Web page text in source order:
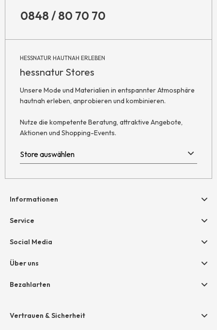
0848 / 80 70 70
HESSNATUR HAUTNAH ERLEBEN
hessnatur Stores
Unsere Mode und Materialien in entspannter Atmosphäre
hautnah erleben, anprobieren und kombinieren.
Nutze die kompetente Beratung, attraktive Angebote,
Aktionen und Shopping-Events.
Informationen
Hilfe & Kontakt
AGB
Widerruf
Impressum
Service
Geschenkgutscheine
Größentabelle
Social Media
Über uns
Unternehmen
Bezahlarten
Amazon Pay
Vertrauen & Sicherheit